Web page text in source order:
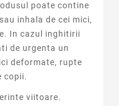
poate contine
inhala de cei mici,
In cazul inghitirii
de urgenta un
deformate, rupte
copii.
viitoare.